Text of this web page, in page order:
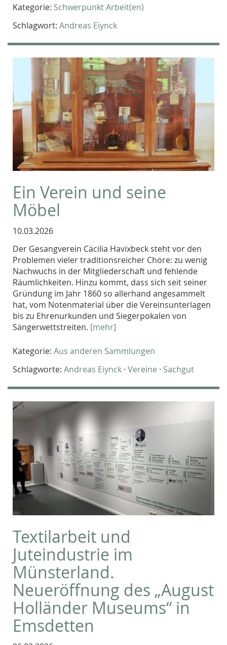
Kategorie: Schwerpunkt Arbeit(en)
Schlagwort: Andreas Eiynck
Ein Verein und seine
Möbel
10.03.2026
Der Gesangverein Cäcilia Havixbeck steht vor den
Problemen vieler traditionsreicher Chöre: zu wenig
Nachwuchs in der Mitgliederschaft und fehlende
Räumlichkeiten. Hinzu kommt, dass sich seit seiner
Gründung im Jahr 1860 so allerhand angesammelt
hat, vom Notenmaterial über die Vereinsunterlagen
bis zu Ehrenurkunden und Siegerpokalen von
Sängerwettstreiten. [mehr]
Kategorie: Aus anderen Sammlungen
Schlagworte: Andreas Eiynck · Vereine · Sachgut
Textilarbeit und
Juteindustrie im
Münsterland.
Neueröffnung des „August
Holländer Museums“ in
Emsdetten